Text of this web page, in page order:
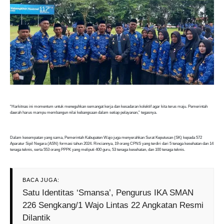
“Harkitnas ini momentum untuk meneguhkan semangat kerja dan kesadaran kolektif agar kita terus maju. Pemerintah
daerah harus mampu membangun nilai kebangsaan dalam setiap pelayanan,” tegasnya.
Dalam kesempatan yang sama, Pemerintah Kabupaten Wajo juga menyerahkan Surat Keputusan (SK) kepada 572
Aparatur Sipil Negara (ASN) formasi tahun 2024. Rinciannya, 19 orang CPNS yang terdiri dari 5 tenaga kesehatan dan 14
tenaga teknis, serta 553 orang PPPK yang meliputi 400 guru, 53 tenaga kesehatan, dan 100 tenaga teknis.
BACA JUGA:
Satu Identitas ‘Smansa’, Pengurus IKA SMAN
226 Sengkang/1 Wajo Lintas 22 Angkatan Resmi
Dilantik